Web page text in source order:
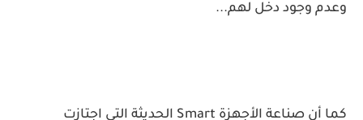
وعدم وجود دخل لهم...
كما أن صناعة الأجهزة Smart الحديثة التي اجتازت